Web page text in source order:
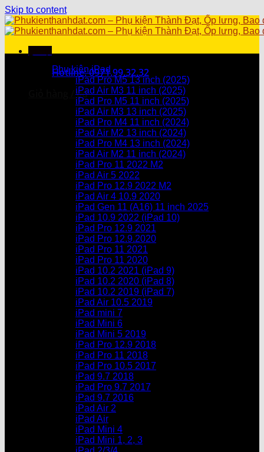
Skip to content
Hotline: 0971.99.32.32
Giỏ hàng /0₫
Chưa có sản phẩm trong giỏ hàng.
Chưa có sản phẩm trong giỏ hàng.
Danh mục sản phẩm
Phụ kiện iPad
iPad Pro M5 13 inch (2025)
iPad Air M3 11 inch (2025)
iPad Pro M5 11 inch (2025)
iPad Air M3 13 inch (2025)
iPad Pro M4 11 inch (2024)
iPad Air M2 13 inch (2024)
iPad Pro M4 13 inch (2024)
iPad Air M2 11 inch (2024)
iPad Pro 11 2022 M2
iPad Air 5 2022
iPad Pro 12.9 2022 M2
iPad Air 4 10.9 2020
iPad Gen 11 (A16) 11 inch 2025
iPad 10.9 2022 (iPad 10)
iPad Pro 12.9 2021
iPad Pro 12.9.2020
iPad Pro 11 2021
iPad Pro 11 2020
iPad 10.2 2021 (iPad 9)
iPad 10.2 2020 (iPad 8)
iPad 10.2 2019 (iPad 7)
iPad Air 10.5 2019
iPad mini 7
iPad Mini 6
iPad Mini 5 2019
iPad Pro 12.9 2018
iPad Pro 11 2018
iPad Pro 10.5 2017
iPad 9.7 2018
iPad Pro 9.7 2017
iPad 9.7 2016
iPad Air 2
iPad Air
iPad Mini 4
iPad Mini 1, 2, 3